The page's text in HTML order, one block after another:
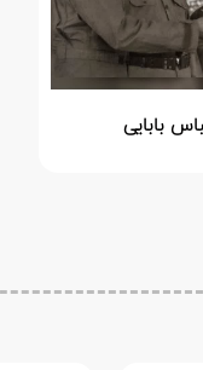
بابایی